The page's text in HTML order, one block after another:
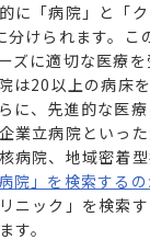
に「病院」と「ク
分けられます。こ
ズに適切な医療
は20以上の病床
に、先進的な医
業立病院といっ
病院、地域密着
病院」を検索する
ニック」を検索
す。